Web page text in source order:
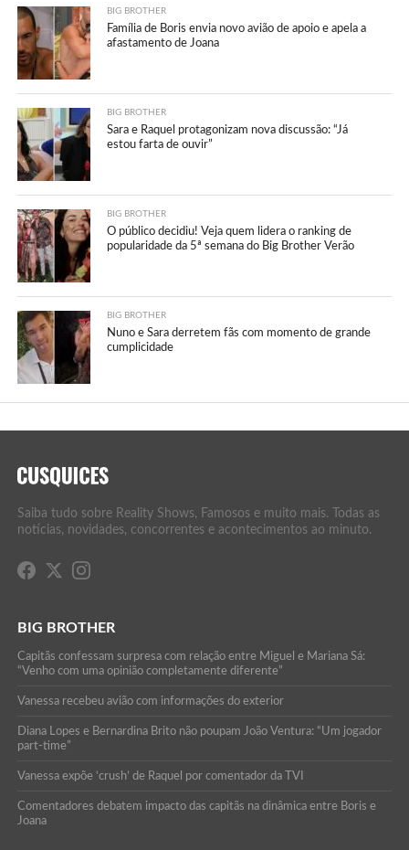
BIG BROTHER
Família de Boris envia novo avião de apoio e apela a
afastamento de Joana
BIG BROTHER
Sara e Raquel protagonizam nova discussão: “Já
estou farta de ouvir”
BIG BROTHER
O público decidiu! Veja quem lidera o ranking de
popularidade da 5ª semana do Big Brother Verão
BIG BROTHER
Nuno e Sara derretem fãs com momento de grande
cumplicidade
Saiba tudo sobre Reality Shows, Famosos e muito mais. Todas as
notícias, novidades, concorrentes e acontecimentos ao minuto.
BIG BROTHER
Capitãs confessam surpresa com relação entre Miguel e Mariana Sá:
“Venho com uma opinião completamente diferente”
Vanessa recebeu avião com informações do exterior
Diana Lopes e Bernardina Brito não poupam João Ventura: “Um jogador
part-time”
Vanessa expõe ‘crush’ de Raquel por comentador da TVI
Comentadores debatem impacto das capitãs na dinâmica entre Boris e
Joana